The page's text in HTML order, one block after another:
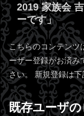
2019 家族会
ーです」
こちらのコンテンツ
ーザー登録がお済み
さい。 新規登録は下
既存ユーザ